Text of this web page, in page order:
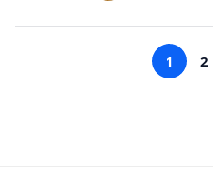
1 2